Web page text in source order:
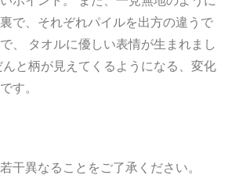
で、それぞれパイルを出方の違うで
、 タオルに優しい表情が生まれまし
と柄が見えてくるようになる、変化
す。
干異なることをご了承ください。